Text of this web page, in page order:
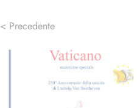
< Precedente